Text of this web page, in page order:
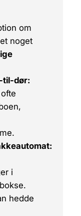
om
noget
til-dør:
i
hedde